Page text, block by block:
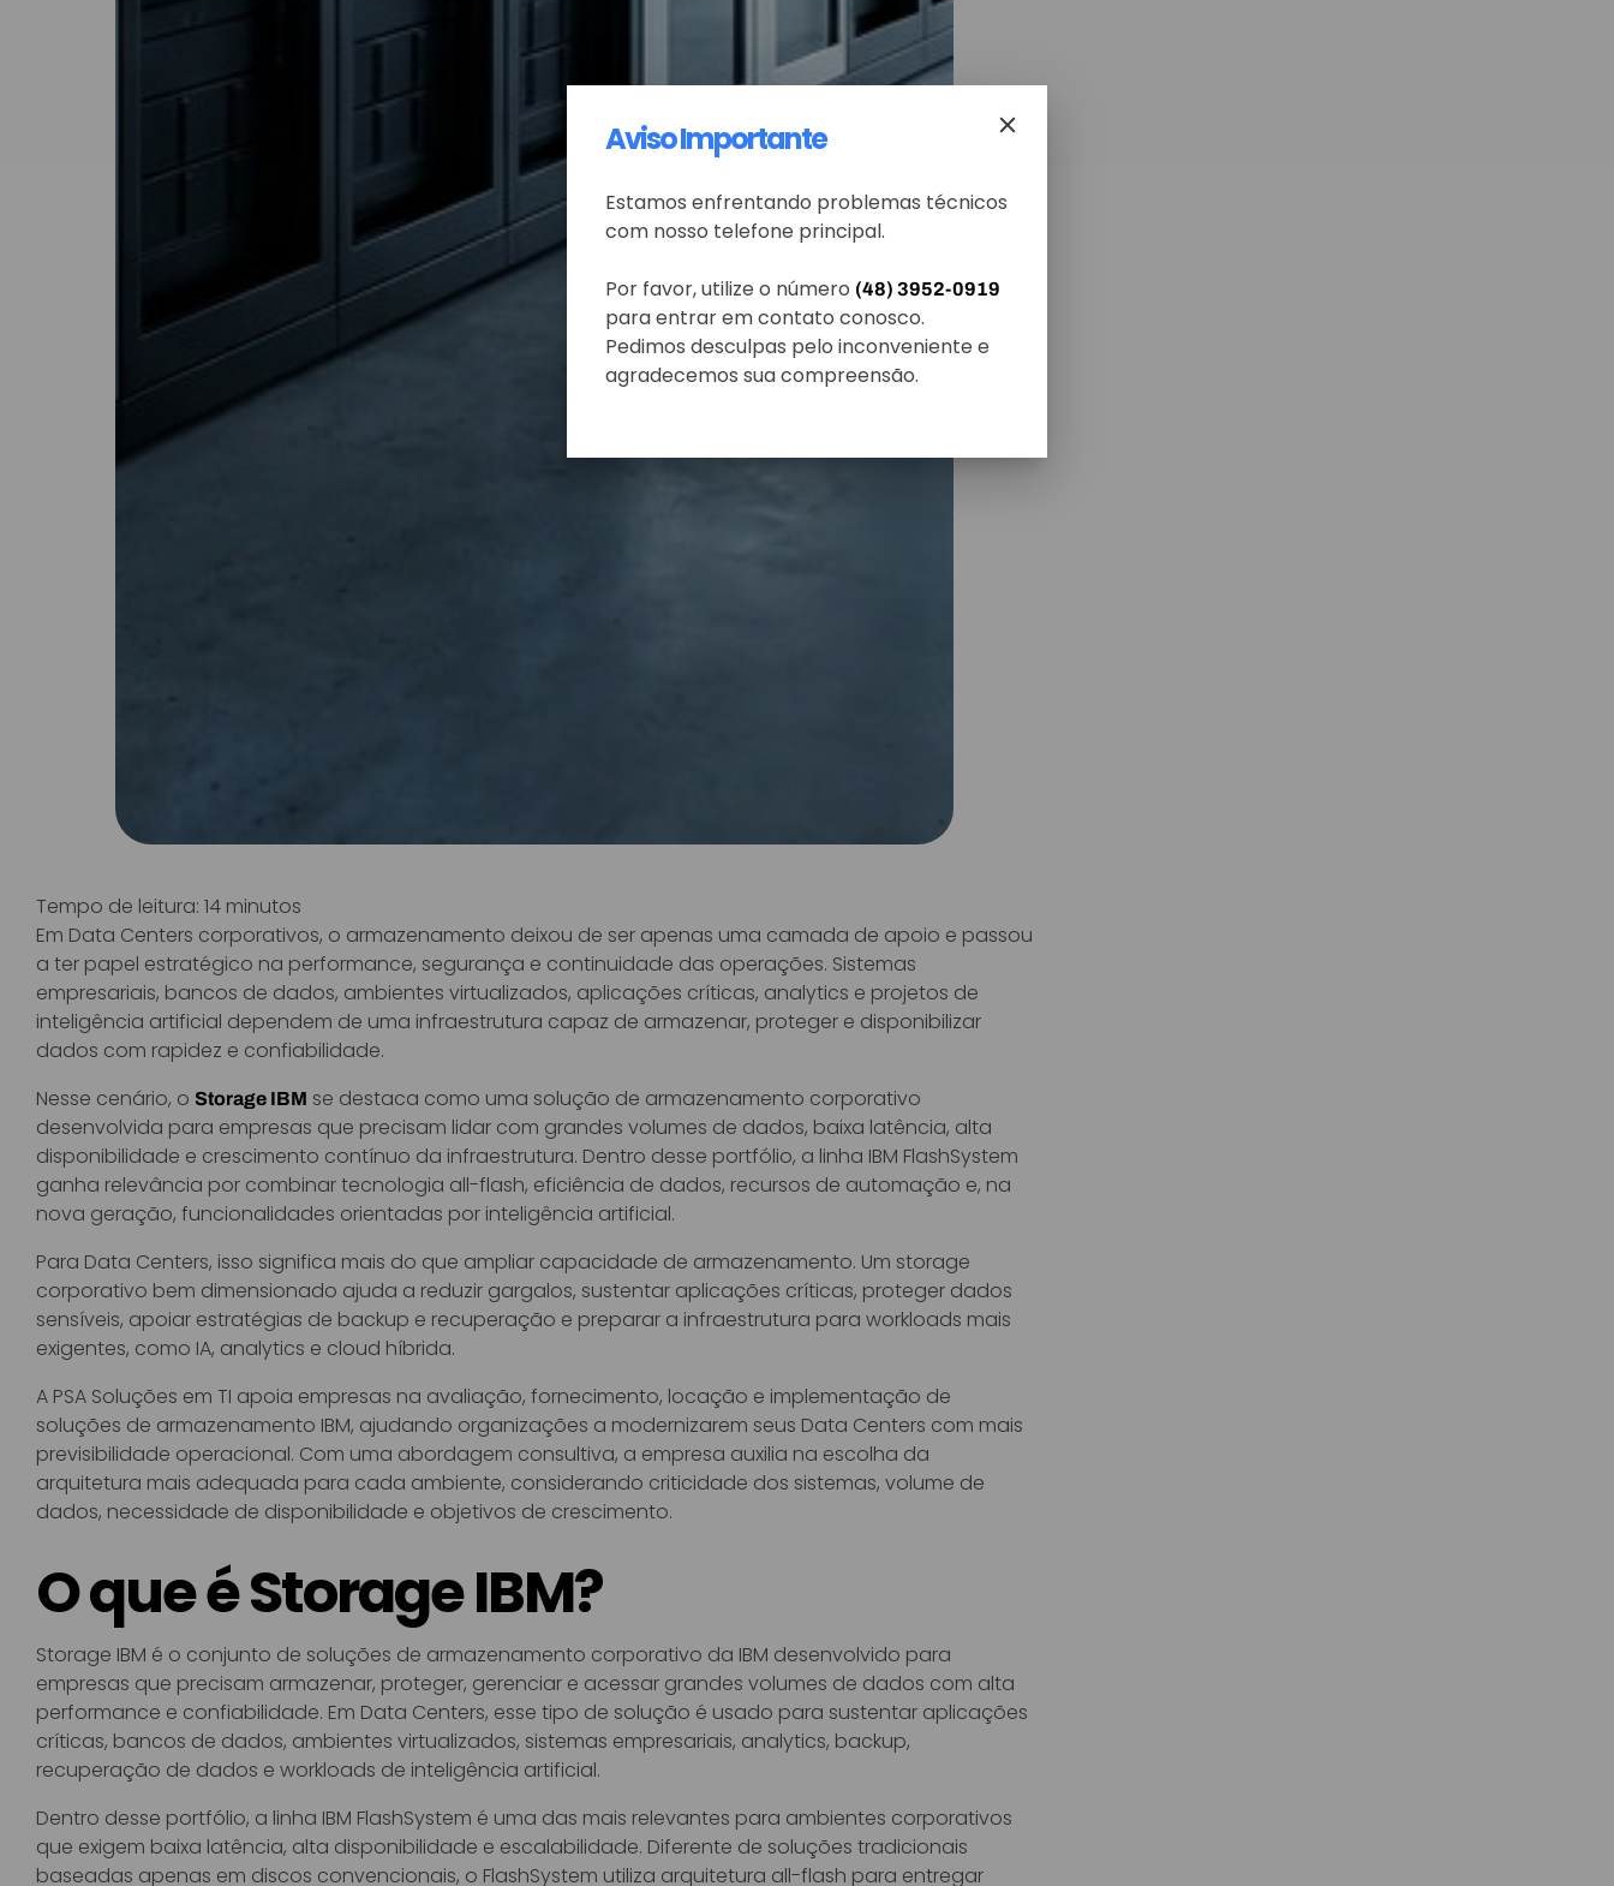
Tempo de leitura: 14 minutos
Em Data Centers corporativos, o armazenamento deixou de ser apenas uma camada de apoio e passou
a ter papel estratégico na performance, segurança e continuidade das operações. Sistemas
empresariais, bancos de dados, ambientes virtualizados, aplicações críticas, analytics e projetos de
inteligência artificial dependem de uma infraestrutura capaz de armazenar, proteger e disponibilizar
dados com rapidez e confiabilidade.
Nesse cenário, o Storage IBM se destaca como uma solução de armazenamento corporativo
desenvolvida para empresas que precisam lidar com grandes volumes de dados, baixa latência, alta
disponibilidade e crescimento contínuo da infraestrutura. Dentro desse portfólio, a linha IBM FlashSystem
ganha relevância por combinar tecnologia all-flash, eficiência de dados, recursos de automação e, na
nova geração, funcionalidades orientadas por inteligência artificial.
Para Data Centers, isso significa mais do que ampliar capacidade de armazenamento. Um storage
corporativo bem dimensionado ajuda a reduzir gargalos, sustentar aplicações críticas, proteger dados
sensíveis, apoiar estratégias de backup e recuperação e preparar a infraestrutura para workloads mais
exigentes, como IA, analytics e cloud híbrida.
A PSA Soluções em TI apoia empresas na avaliação, fornecimento, locação e implementação de
soluções de armazenamento IBM, ajudando organizações a modernizarem seus Data Centers com mais
previsibilidade operacional. Com uma abordagem consultiva, a empresa auxilia na escolha da
arquitetura mais adequada para cada ambiente, considerando criticidade dos sistemas, volume de
dados, necessidade de disponibilidade e objetivos de crescimento.
O que é Storage IBM?
Storage IBM é o conjunto de soluções de armazenamento corporativo da IBM desenvolvido para
empresas que precisam armazenar, proteger, gerenciar e acessar grandes volumes de dados com alta
performance e confiabilidade. Em Data Centers, esse tipo de solução é usado para sustentar aplicações
críticas, bancos de dados, ambientes virtualizados, sistemas empresariais, analytics, backup,
recuperação de dados e workloads de inteligência artificial.
Dentro desse portfólio, a linha IBM FlashSystem é uma das mais relevantes para ambientes corporativos
que exigem baixa latência, alta disponibilidade e escalabilidade. Diferente de soluções tradicionais
baseadas apenas em discos convencionais, o FlashSystem utiliza arquitetura all-flash para entregar
Aviso Importante
Estamos enfrentando problemas técnicos
com nosso telefone principal.
Por favor, utilize o número (48) 3952-0919
para entrar em contato conosco.
Pedimos desculpas pelo inconveniente e
agradecemos sua compreensão.